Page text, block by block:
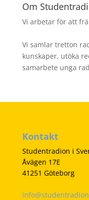
Om
Vi arbetar för att
Vi samlar tretton
kunskaper, utöka
samarbete unga
Kontakt
Studentradion i
Åvägen 17E
41251 Göteborg